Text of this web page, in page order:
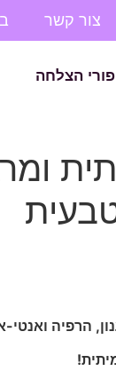
צור קשר
הצלחה
הרפיה ואנטי-